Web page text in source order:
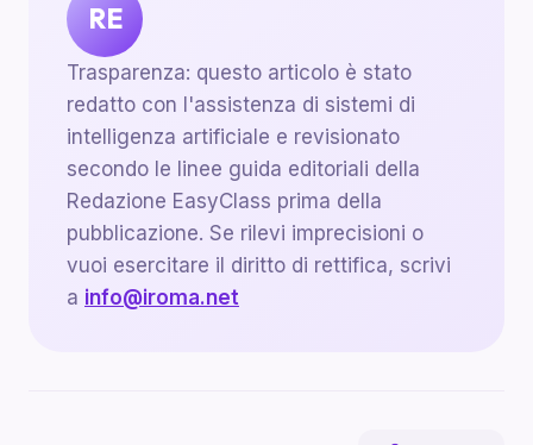
RE
Trasparenza: questo articolo è stato
redatto con l'assistenza di sistemi di
intelligenza artificiale e revisionato
secondo le linee guida editoriali della
Redazione EasyClass prima della
pubblicazione. Se rilevi imprecisioni o
vuoi esercitare il diritto di rettifica, scrivi
a info@iroma.net